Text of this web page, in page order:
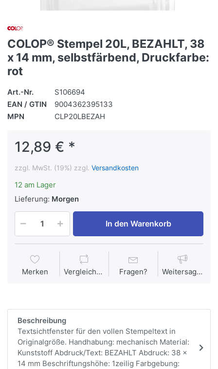
COLOP® Stempel 20L, BEZAHLT, 38
x 14 mm, selbstfärbend, Druckfarbe:
rot
Art.-Nr.
S106694
EAN / GTIN
9004362395133
MPN
CLP20LBEZAH
12,89 € *
zzgl. MwSt. (19%) zzgl. Versandkosten
12 am Lager
Lieferung: Morgen
In den Warenkorb
Merken Vergleichen Fragen? Weitersagen
Beschreibung
Textsichtfenster für den vollen Stempeltext in
Originalgröße. Handhabung: mechanisch Material:
Kunststoff Abdruck/Text: BEZAHLT Abdruck: 38 x
14 mm Beschriftungshöhe: 1zeilig Farbgebung: